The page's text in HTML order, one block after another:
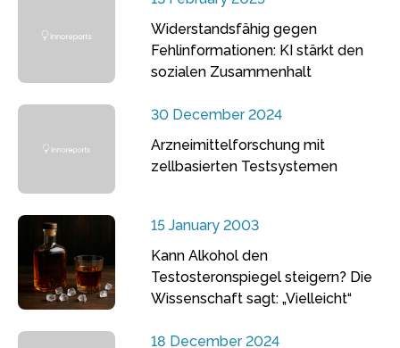
Widerstandsfähig gegen
Fehlinformationen: KI stärkt den
sozialen Zusammenhalt
30 December 2024
Arzneimittelforschung mit
zellbasierten Testsystemen
15 January 2003
Kann Alkohol den
Testosteronspiegel steigern? Die
Wissenschaft sagt: „Vielleicht“
18 December 2024